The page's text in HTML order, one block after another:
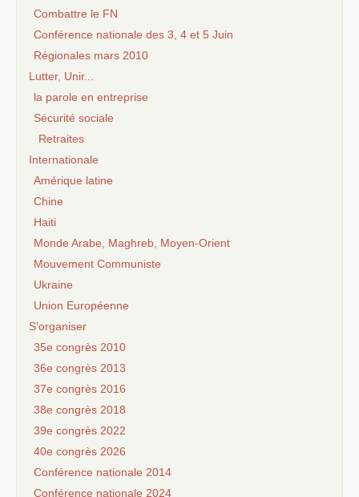
Combattre le FN
Conférence nationale des 3, 4 et 5 Juin
Régionales mars 2010
Lutter, Unir...
la parole en entreprise
Sécurité sociale
Retraites
Internationale
Amérique latine
Chine
Haiti
Monde Arabe, Maghreb, Moyen-Orient
Mouvement Communiste
Ukraine
Union Européenne
S’organiser
35e congrès 2010
36e congrès 2013
37e congrès 2016
38e congrès 2018
39e congrès 2022
40e congrès 2026
Conférence nationale 2014
Conférence nationale 2024